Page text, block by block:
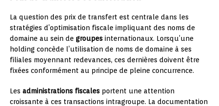
La question des prix de transfert est centrale dans les
stratégies d’optimisation fiscale impliquant des noms de
domaine au sein de groupes internationaux. Lorsqu’une
holding concède l’utilisation de noms de domaine à ses
filiales moyennant redevances, ces dernières doivent être
fixées conformément au principe de pleine concurrence.
Les administrations fiscales portent une attention
croissante à ces transactions intragroupe. La documentation